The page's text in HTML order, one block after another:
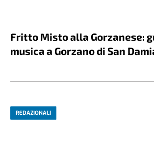
Fritto Misto alla Gorzanese:
musica a Gorzano di San
REDAZIONALI